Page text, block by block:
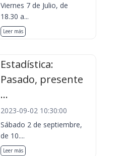
Viernes 7 de Julio, de
18.30 a...
Leer más
Estadística:
Pasado, presente
...
2023-09-02 10:30:00
Sábado 2 de septiembre,
de 10....
Leer más